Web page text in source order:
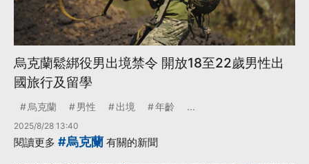
烏克蘭鬆綁役男出境禁令 開放18至22歲男性出
國旅行及留學
烏克蘭 男性 出境 年齡 ...
2025/8/28 13:40
閱讀更多 #烏克蘭 有關的新聞